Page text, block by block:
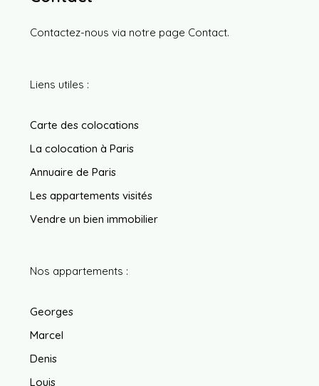
Contactez-nous via notre page Contact.
Liens utiles :
Carte des colocations
La colocation à Paris
Annuaire de Paris
Les appartements visités
Vendre un bien immobilier
Nos appartements :
Georges
Marcel
Denis
Louis